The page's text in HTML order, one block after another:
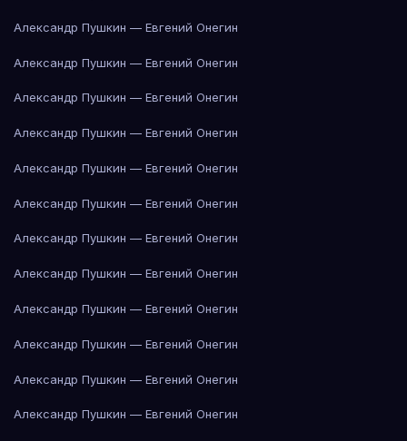
Александр Пушкин — Евгений Онегин
Александр Пушкин — Евгений Онегин
Александр Пушкин — Евгений Онегин
Александр Пушкин — Евгений Онегин
Александр Пушкин — Евгений Онегин
Александр Пушкин — Евгений Онегин
Александр Пушкин — Евгений Онегин
Александр Пушкин — Евгений Онегин
Александр Пушкин — Евгений Онегин
Александр Пушкин — Евгений Онегин
Александр Пушкин — Евгений Онегин
Александр Пушкин — Евгений Онегин